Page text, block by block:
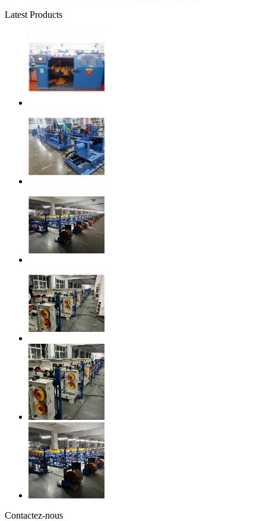
Latest Products
Contactez-nous